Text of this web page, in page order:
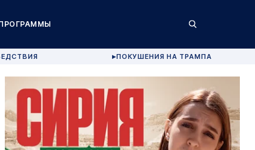
▶ПОКУШЕНИЯ НА ТРАМПА